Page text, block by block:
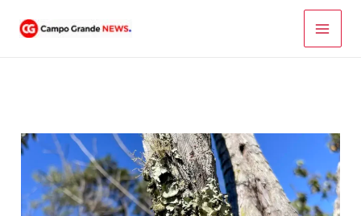
para